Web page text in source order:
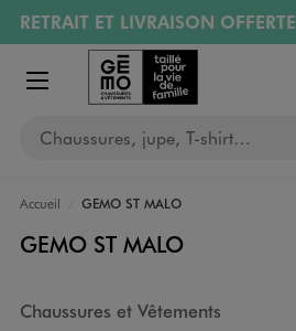
Aller au contenu principal
Aller à la navigation
RETRAIT ET LIVRAISON OFFERTE
Retours OFFERTSpendant 30 jours
PAYEZ EN 3x SANS FRAIS
RÉSERVATION GRATUITE
Afficher le menu
Chaussures, jupe, T-shirt…
Accueil GEMO ST MALO
GEMO ST MALO
Chaussures et Vêtements